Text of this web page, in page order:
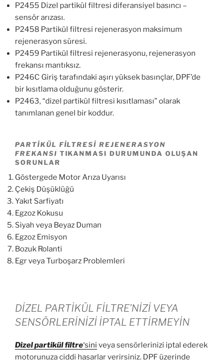
P2455 Dizel partikül filtresi diferansiyel basıncı –
sensör arızası.
P2458 Partikül filtresi rejenerasyon maksimum
rejenerasyon süresi.
P2459 Partikül filtresi rejenerasyonu, rejenerasyon
frekansı mantıksız.
P246C Giriş tarafındaki aşırı yüksek basınçlar, DPF’de
bir kısıtlama olduğunu gösterir.
P2463, “dizel partikül filtresi kısıtlaması” olarak
tanımlanan genel bir koddur.
PARTIKÜL FILTRESI REJENERASYON
FREKANSI TIKANMASI DURUMUNDA OLUŞAN
SORUNLAR
Göstergede Motor Arıza Uyarısı
Çekiş Düşüklüğü
Yakıt Sarfiyatı
Egzoz Kokusu
Siyah veya Beyaz Duman
Egzoz Emisyon
Bozuk Rolanti
Egr veya Turboşarz Problemleri
DİZEL PARTİKÜL FİLTRE’NİZİ VEYA
SENSÖRLERİNİZİ İPTAL ETTİRMEYİN
Dizel partikülfiltre‘sini veya sensörlerinizi iptal ederek
motorunuza ciddi hasarlar verirsiniz. DPF üzerinde